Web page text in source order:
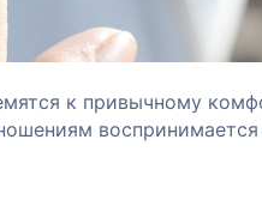
к привычному
воспринимается